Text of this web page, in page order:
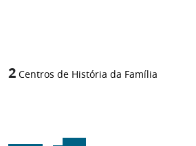
2 Centros de História da Família